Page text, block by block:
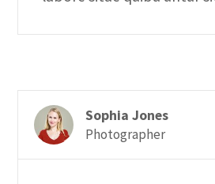
Sophia Jones
Photographer